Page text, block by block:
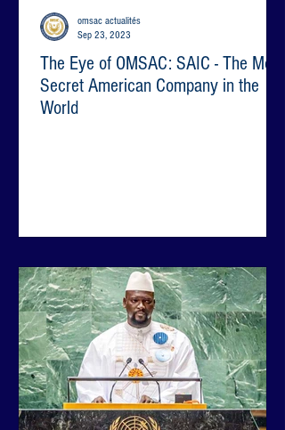
The Eye of OMSAC: SAIC - The Most
Secret American Company in the
World
omsac actualités
Sep 23, 2023